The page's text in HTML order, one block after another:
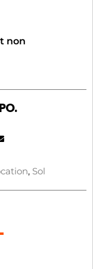
non
, Sol